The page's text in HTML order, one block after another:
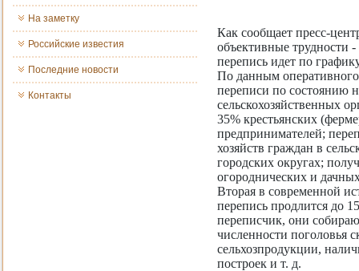
На заметку
Российские известия
Последние новости
Контакты
Как сообщает пресс-
объективные трудности
перепись идет по
По данным оперативного
переписи по состоянию
сельскохозяйственных
35% крестьянских
предпринимателей;
хозяйств граждан в
городских округах;
огороднических и
Вторая в современной
перепись продлится до
переписчик, они
численности поголовья
сельхозпродукции,
построек и т. д.